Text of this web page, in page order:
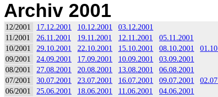
Archiv 2001
12/2001 17.12.2001 10.12.2001
03.12.2001
11/2001
26.11.2001 19.11.2001 12.11.2001
05.11.2001
10/2001
29.10.2001 22.10.2001 15.10.2001 08.10.2001
09/2001
24.09.2001 17.09.2001 10.09.2001
03.09.2001
08/2001
27.08.2001 20.08.2001 13.08.2001
06.08.2001
07/2001
30.07.2001 23.07.2001 16.07.2001 09.07.2001
06/2001
25.06.2001 18.06.2001 11.06.2001
04.06.2001